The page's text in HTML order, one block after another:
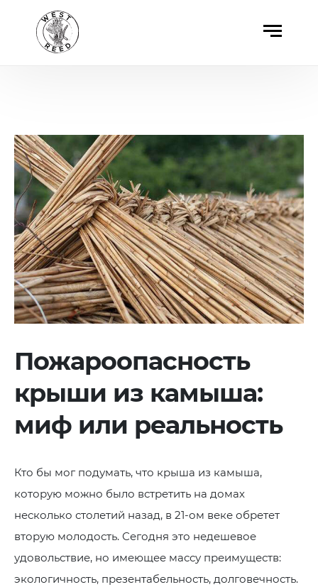
Пожароопасность
крыши из камыша:
миф или реальность
Кто бы мог подумать, что крыша из камыша,
которую можно было встретить на домах
несколько столетий назад, в 21-ом веке обретет
вторую молодость. Сегодня это недешевое
удовольствие, но имеющее массу преимуществ:
экологичность, презентабельность, долговечность.